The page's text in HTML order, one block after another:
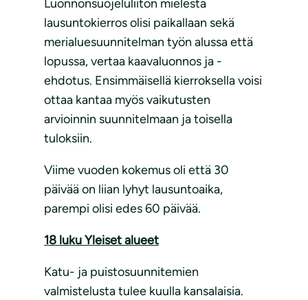
Luonnonsuojeluliiton mielestä
lausuntokierros olisi paikallaan sekä
merialuesuunnitelman työn alussa että
lopussa, vertaa kaavaluonnos ja -
ehdotus. Ensimmäisellä kierroksella voisi
ottaa kantaa myös vaikutusten
arvioinnin suunnitelmaan ja toisella
tuloksiin.
Viime vuoden kokemus oli että 30
päivää on liian lyhyt lausuntoaika,
parempi olisi edes 60 päivää.
18 luku Yleiset alueet
Katu- ja puistosuunnitemien
valmistelusta tulee kuulla kansalaisia.